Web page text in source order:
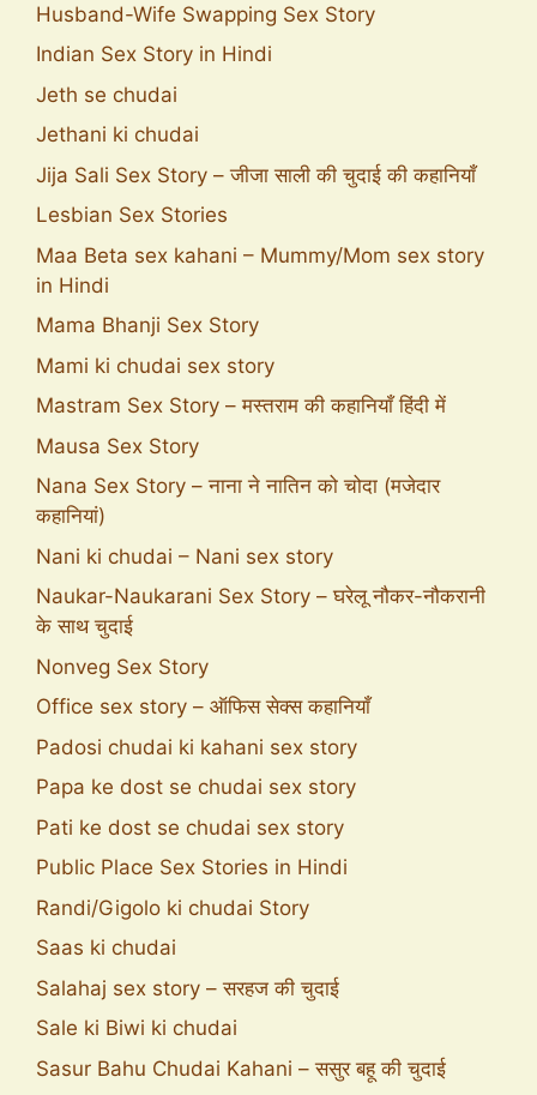
Husband-Wife Swapping Sex Story
Indian Sex Story in Hindi
Jeth se chudai
Jethani ki chudai
Jija Sali Sex Story – जीजा साली की चुदाई की कहानियाँ
Lesbian Sex Stories
Maa Beta sex kahani – Mummy/Mom sex story
in Hindi
Mama Bhanji Sex Story
Mami ki chudai sex story
Mastram Sex Story – मस्तराम की कहानियाँ हिंदी में
Mausa Sex Story
Nana Sex Story – नाना ने नातिन को चोदा (मजेदार
कहानियां)
Nani ki chudai – Nani sex story
Naukar-Naukarani Sex Story – घरेलू नौकर-नौकरानी
के साथ चुदाई
Nonveg Sex Story
Office sex story – ऑफिस सेक्स कहानियाँ
Padosi chudai ki kahani sex story
Papa ke dost se chudai sex story
Pati ke dost se chudai sex story
Public Place Sex Stories in Hindi
Randi/Gigolo ki chudai Story
Saas ki chudai
Salahaj sex story – सरहज की चुदाई
Sale ki Biwi ki chudai
Sasur Bahu Chudai Kahani – ससुर बहू की चुदाई